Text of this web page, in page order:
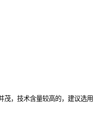
茂，技术含量较高的，建议选用